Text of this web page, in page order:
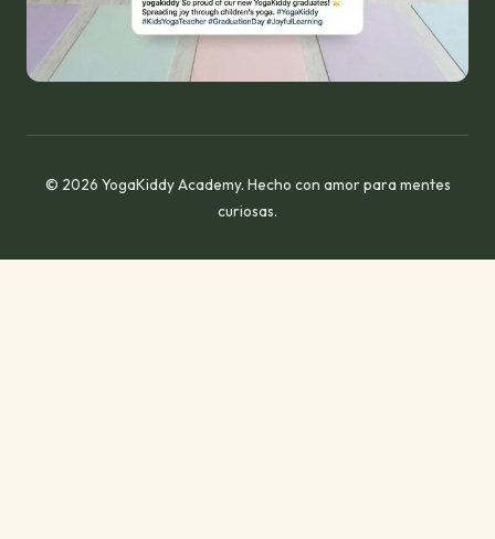
© 2026 YogaKiddy Academy. Hecho con amor para mentes
curiosas.